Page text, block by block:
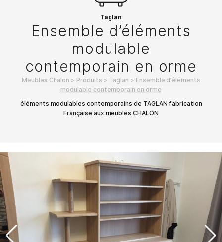
Taglan
Ensemble d’éléments
modulable
contemporain en orme
Meubles Chalon > Produits > Taglan > Ensemble d’éléments
modulable contemporain en orme
éléments modulables contemporains de TAGLAN fabrication
Française aux meubles CHALON